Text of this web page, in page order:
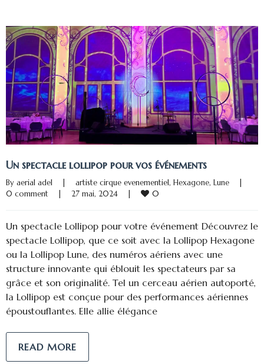
Un spectacle lollipop pour vos événements
By aerial adel artiste cirque evenementiel, Hexagone, Lune
0 comment
27 mai, 2024 0
Un spectacle Lollipop pour votre événement Découvrez le
spectacle Lollipop, que ce soit avec la Lollipop Hexagone
ou la Lollipop Lune, des numéros aériens avec une
structure innovante qui éblouit les spectateurs par sa
grâce et son originalité. Tel un cerceau aérien autoporté,
la Lollipop est conçue pour des performances aériennes
époustouflantes. Elle allie élégance
READ MORE